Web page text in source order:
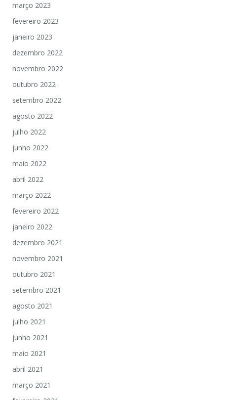
março 2023
fevereiro 2023
janeiro 2023
dezembro 2022
novembro 2022
outubro 2022
setembro 2022
agosto 2022
julho 2022
junho 2022
maio 2022
abril 2022
março 2022
fevereiro 2022
janeiro 2022
dezembro 2021
novembro 2021
outubro 2021
setembro 2021
agosto 2021
julho 2021
junho 2021
maio 2021
abril 2021
março 2021